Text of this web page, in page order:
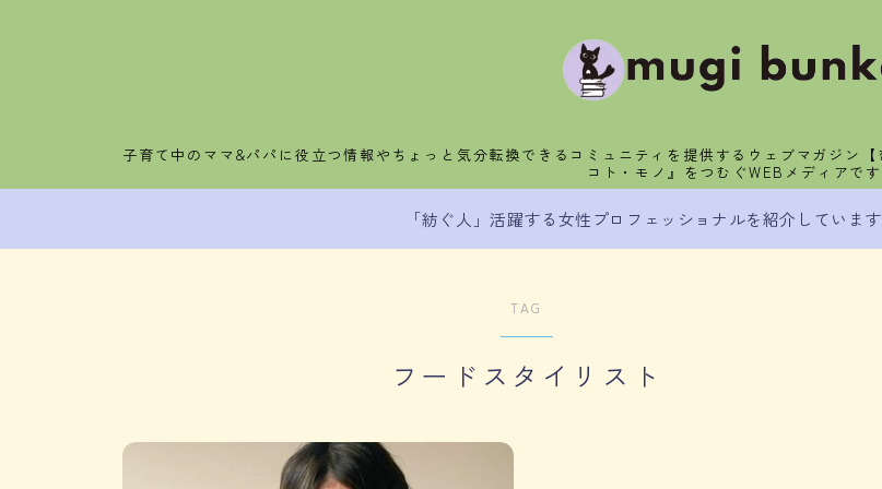
子育て中のママ&パパに役立つ情報やちょっと気分転換できるコミュニティを提供するウェブマガジン
コト・モノ』をつむぐWEBメディアです
「紡ぐ人」活躍する女性プロフェッショナルを紹介しています
TAG
フードスタイリスト